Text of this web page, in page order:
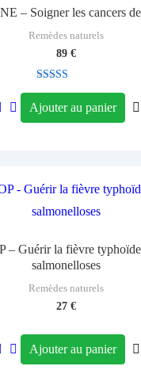
– Soigner les cancers
Remèdes naturels
89 €
Note
sur 5
Ajouter au panier
– Guérir la fièvre typhoïde
salmonelloses
Remèdes naturels
27 €
Ajouter au panier